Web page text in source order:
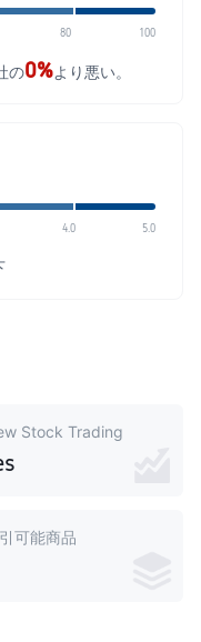
80 100
の0%より悪い。
4.0 5.0
Stock Trading
可能商品